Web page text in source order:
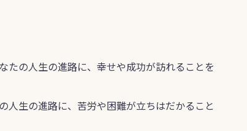
たの人生の進路に、幸せや成功が訪れることを
人生の進路に、苦労や困難が立ちはだかること